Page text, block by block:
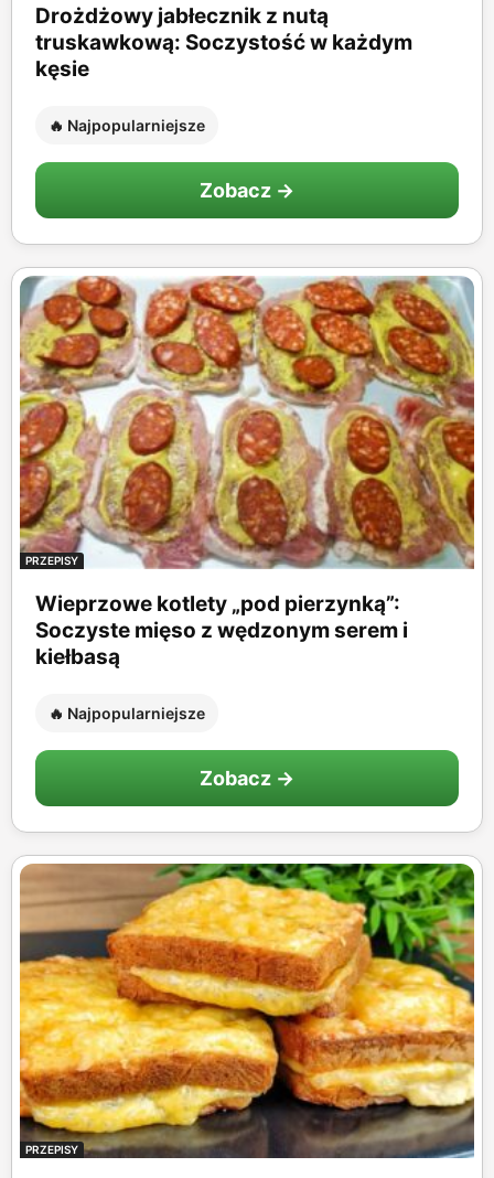
Drożdżowy jabłecznik z nutą
truskawkową: Soczystość w każdym
kęsie
🔥 Najpopularniejsze
Zobacz →
PRZEPISY
Wieprzowe kotlety „pod pierzynką”:
Soczyste mięso z wędzonym serem i
kiełbasą
🔥 Najpopularniejsze
Zobacz →
PRZEPISY